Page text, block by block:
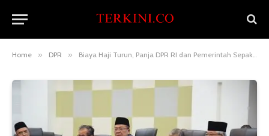
Home » DPR » Biaya Haji Turun, Panja DPR RI dan Pemerintah Sepakati Biaya Haji 2025 Sebesar Rp 55.431.750